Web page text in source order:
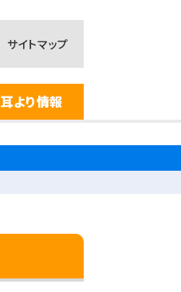
サイトマップ
耳より情報